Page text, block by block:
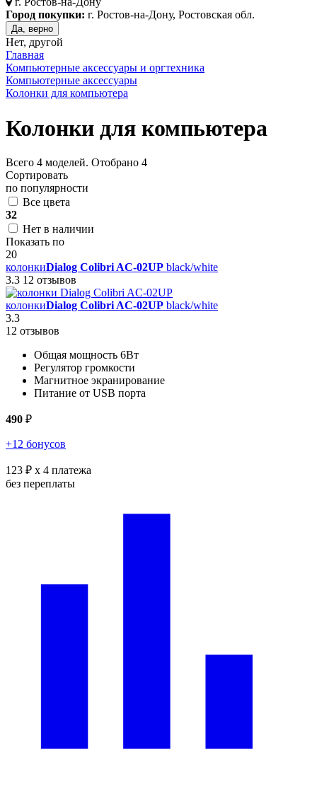
Город покупки: г. Ростов-на-Дону, Ростовская обл.
Да, верно
Нет, другой
Главная
Компьютерные аксессуары и оргтехника
Компьютерные аксессуары
Колонки для компьютера
Колонки для компьютера
Всего 4 моделей. Отобрано 4
Сортировать
по популярности
Все цвета
32
Нет в наличии
Показать по
20
колонкиDialog Colibri AC-02UP black/white
3.3 12 отзывов
колонкиDialog Colibri AC-02UP black/white
3.3
12 отзывов
Общая мощность 6Вт
Регулятор громкости
Магнитное экранирование
Питание от USB порта
490 ₽
+12 бонусов
123 ₽ x 4 платежа
без переплаты